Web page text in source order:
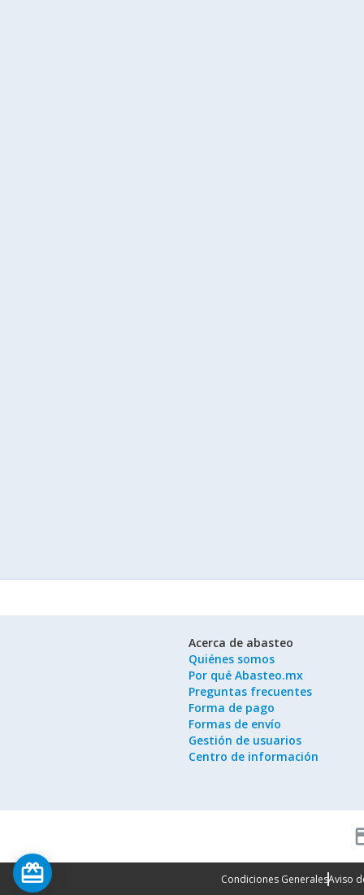
Acerca de abasteo
Quiénes somos
Por qué Abasteo.mx
Preguntas frecuentes
Forma de pago
Formas de envío
Gestión de usuarios
Centro de información
Condiciones GeneralesAviso
card_giftcard